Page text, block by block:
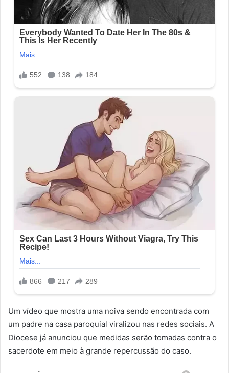
Um vídeo que mostra uma noiva sendo encontrada com
um padre na casa paroquial viralizou nas redes sociais. A
Diocese já anunciou que medidas serão tomadas contra o
sacerdote em meio à grande repercussão do caso.